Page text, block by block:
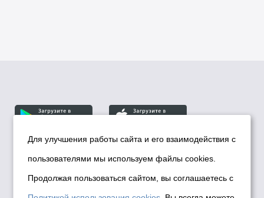
© Департамент информационной политики мэрии
города Новосибирска, 2026
Политика использования Cookies
Для улучшения работы сайта и его взаимодействия с
пользователями мы используем файлы cookies.
Продолжая пользоваться сайтом, вы соглашаетесь с